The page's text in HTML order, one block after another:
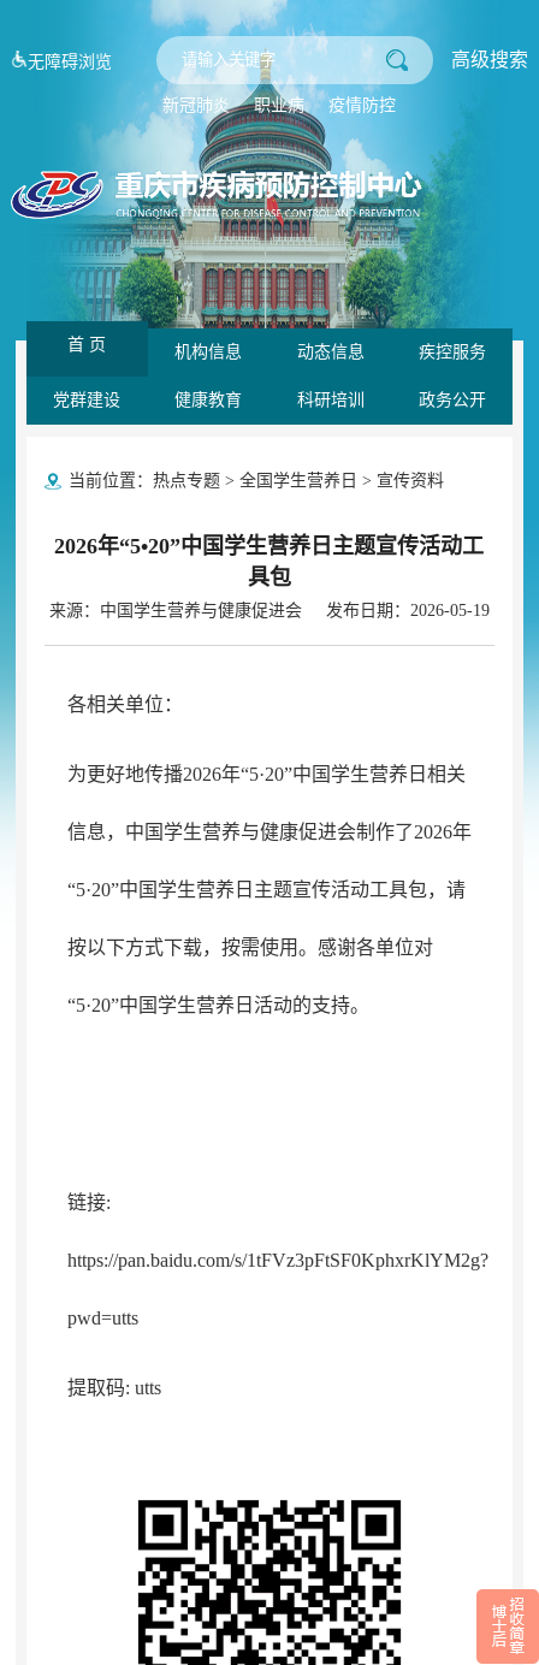
无障碍浏览 高级搜索
新冠肺炎 职业病 疫情防控
首 页 机构信息 动态信息 疾控服务
党群建设 健康教育 科研培训 政务公开
当前位置： 热点专题> 全国学生营养日 > 宣传资料
2026年“5•20”中国学生营养日主题宣传活动工
具包
来源：中国学生营养与健康促进会 发布日期：2026-05-19
各相关单位：
为更好地传播2026年“5·20”中国学生营养日相关
信息， 中国学生营养与健康促进会制作了2026年
“5·20”中国学生营养日主题宣传活动工具包， 请
按以下方式下载，按需使用。 感谢各单位对
“5·20”中国学生营养日活动的支持。
链接:
https://pan.baidu.com/s/1tFVz3pFtSF0KphxrKlYM2g?
pwd=utts
提取码: utts